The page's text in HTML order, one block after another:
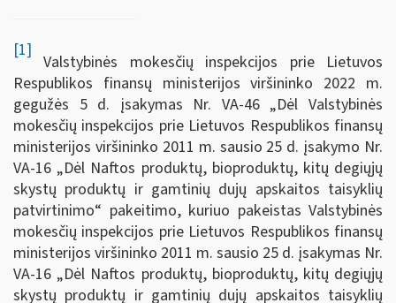
[1]
Valstybinės mokesčių inspekcijos prie Lietuvos
Respublikos finansų ministerijos viršininko 2022 m.
gegužės 5 d. įsakymas Nr. VA-46 „Dėl Valstybinės
mokesčių inspekcijos prie Lietuvos Respublikos finansų
ministerijos viršininko 2011 m. sausio 25 d. įsakymo Nr.
VA-16 „Dėl Naftos produktų, bioproduktų, kitų degiųjų
skystų produktų ir gamtinių dujų apskaitos taisyklių
patvirtinimo“ pakeitimo, kuriuo pakeistas Valstybinės
mokesčių inspekcijos prie Lietuvos Respublikos finansų
ministerijos viršininko 2011 m. sausio 25 d. įsakymas Nr.
VA-16 „Dėl Naftos produktų, bioproduktų, kitų degiųjų
skystų produktų ir gamtinių dujų apskaitos taisyklių